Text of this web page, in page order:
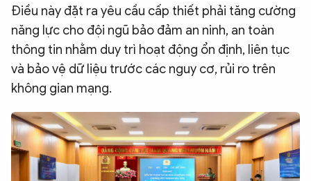
Điều này đặt ra yêu cầu cấp thiết phải tăng cường
năng lực cho đội ngũ bảo đảm an ninh, an toàn
thông tin nhằm duy trì hoạt động ổn định, liên tục
và bảo vệ dữ liệu trước các nguy cơ, rủi ro trên
không gian mạng.